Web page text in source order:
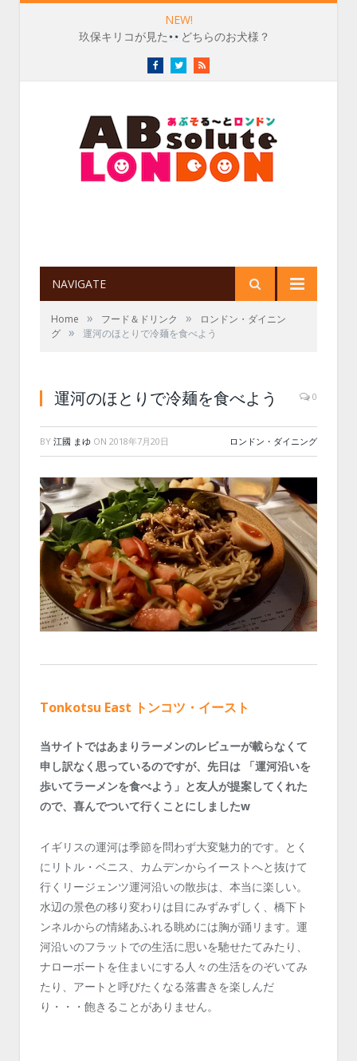
NEW!
玖保キリコが見た
どちらのお犬様？
FacebookTwitterRSS
NAVIGATE
Home » フード＆ドリンク »
ロンドン・ダイニン
グ » 運河のほとりで冷麺を食べよう
運河のほとりで冷麺を食べよう 0
BY 江國 まゆ ON 2018年7月20日 ロンドン・ダイニング
Tonkotsu East トンコツ・イースト
当サイトではあまりラーメンのレビューが載らなくて
申し訳なく思っているのですが、先日は 「運河沿いを
歩いてラーメンを食べよう」と友人が提案してくれた
ので、喜んでついて行くことにしましたw
イギリスの運河は季節を問わず大変魅力的です。とく
にリトル・ベニス、カムデンからイーストへと抜けて
行くリージェンツ運河沿いの散歩は、本当に楽しい。
水辺の景色の移り変わりは目にみずみずしく、橋下ト
ンネルからの情緒あふれる眺めには胸が踊リます。運
河沿いのフラットでの生活に思いを馳せたてみたり、
ナローボートを住まいにする人々の生活をのぞいてみ
たり、アートと呼びたくなる落書きを楽しんだ
り・・・飽きることがありません。